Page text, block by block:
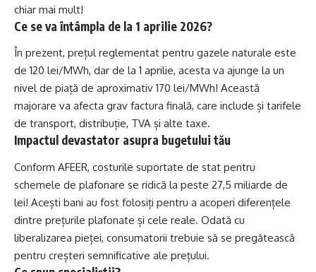
chiar mai mult!
Ce se va întâmpla de la 1 aprilie 2026?
În prezent, prețul reglementat pentru gazele naturale este
de 120 lei/MWh, dar de la 1 aprilie, acesta va ajunge la un
nivel de piață de aproximativ 170 lei/MWh! Această
majorare va afecta grav factura finală, care include și tarifele
de transport, distribuție, TVA și alte taxe.
Impactul devastator asupra bugetului tău
Conform AFEER, costurile suportate de stat pentru
schemele de plafonare se ridică la peste 27,5 miliarde de
lei! Acești bani au fost folosiți pentru a acoperi diferențele
dintre prețurile plafonate și cele reale. Odată cu
liberalizarea pieței, consumatorii trebuie să se pregătească
pentru creșteri semnificative ale prețului.